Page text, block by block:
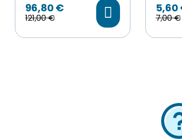
121,00 €
96,80 €
7,00 €
5,60